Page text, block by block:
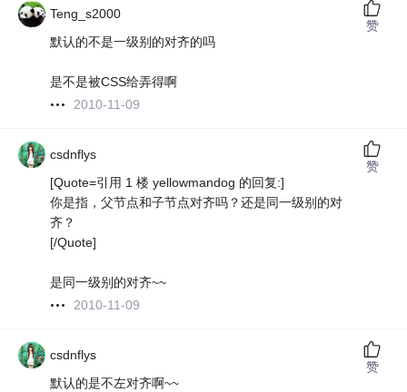
Teng_s2000
默认的不是一级别的对齐的吗
是不是被CSS给弄得啊
2010-11-09
赞
csdnflys
[Quote=引用 1 楼 yellowmandog 的回复:]
你是指，父节点和子节点对齐吗？还是同一级别的对
齐？
[/Quote]
是同一级别的对齐~~
2010-11-09
赞
csdnflys
默认的是不左对齐啊~~
赞